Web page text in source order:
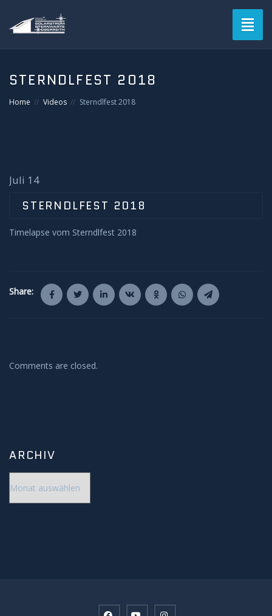
STERNDLFEST 2018
Home Videos Sterndlfest 2018
Juli 14
STERNDLFEST 2018
Timelapse vom Sterndlfest 2018
Share:
Comments are closed.
ARCHIV